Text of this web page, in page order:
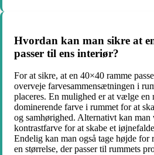
Hvordan kan man sikre at
passer til ens interiør?
For at sikre, at en 40×40 ramme
overveje farvesammensætningen i
placeres. En mulighed er at vælge en
dominerende farve i rummet for at
og samhørighed. Alternativt kan
kontrastfarve for at skabe et
Endelig kan man også tage højde for
en størrelse, der passer til rummets